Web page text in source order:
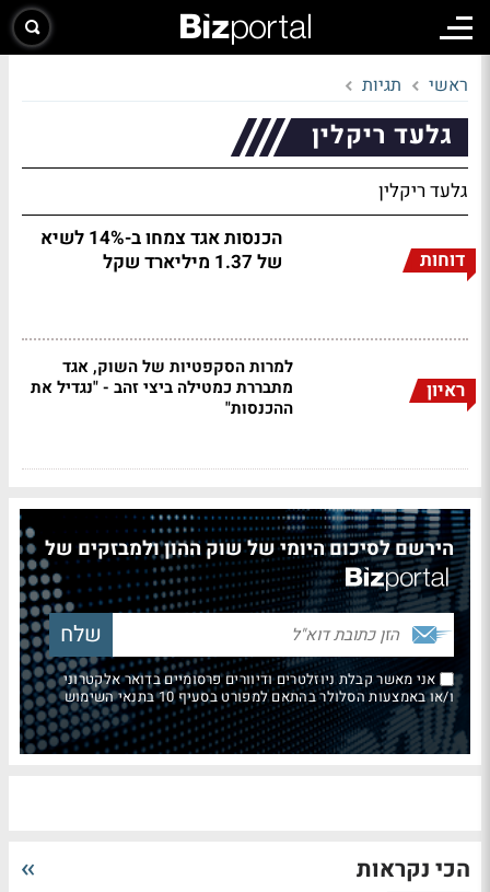
ראשי תגיות
גלעד ריקלין
גלעד ריקלין
דוחות
הכנסות אגד צמחו ב-14% לשיא
של 1.37 מיליארד שקל
ראיון
למרות הסקפטיות של השוק, אגד
מתבררת כמטילה ביצי זהב - "נגדיל את
ההכנסות"
הירשם לסיכום היומי של שוק ההון ולמבזקים של
אני מאשר קבלת ניוזלטרים ודיוורים פרסומיים בדואר אלקטרוני
ו/או באמצעות הסלולר בהתאם למפורט בסעיף 10 בתנאי השימוש
הכי נקראות